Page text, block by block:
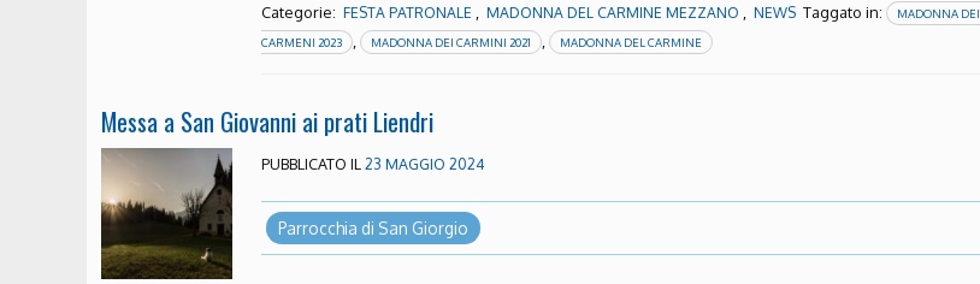
Categorie: FESTA PATRONALE MADONNA DEL CARMINE MEZZANO NEWS Taggato in:
MADONNA DEI
CARMENI 2023
, MADONNA DEI CARMINI 2021 , MADONNA DEL CARMINE
Messa a San Giovanni ai prati Liendri
PUBBLICATO IL23 MAGGIO 2024
Parrocchia di San Giorgio